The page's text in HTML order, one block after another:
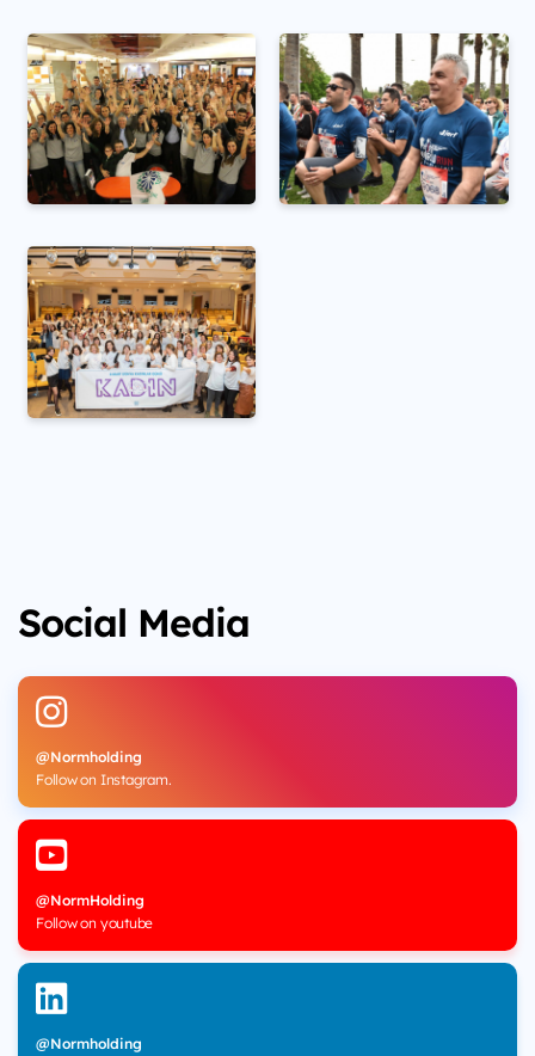
Social Media
@Normholding
Follow on Instagram.
@NormHolding
Follow on youtube
@Normholding